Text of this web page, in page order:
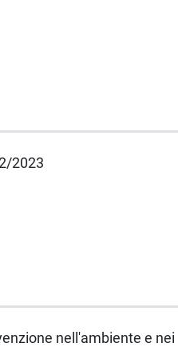
2023
nell'ambiente e nei